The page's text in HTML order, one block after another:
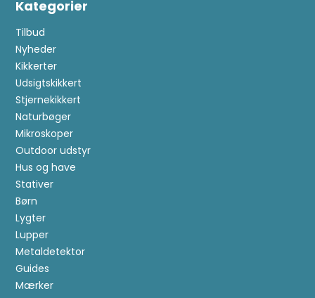
Kategorier
Tilbud
Nyheder
Kikkerter
Udsigtskikkert
Stjernekikkert
Naturbøger
Mikroskoper
Outdoor udstyr
Hus og have
Stativer
Børn
Lygter
Lupper
Metaldetektor
Guides
Mærker